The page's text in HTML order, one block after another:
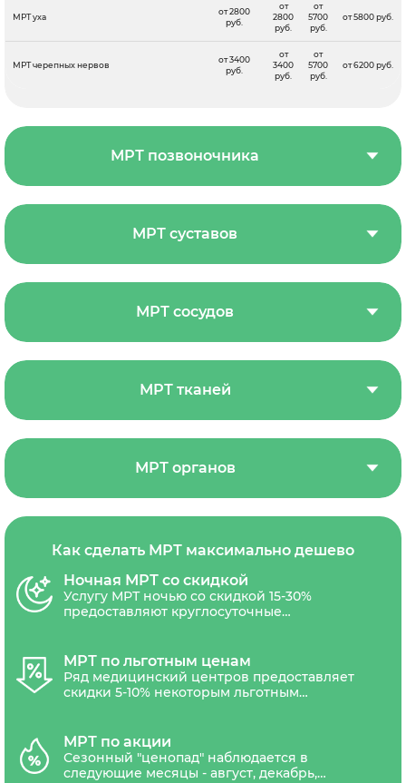
МРТ уха
от 2800
руб.
от
2800
руб.
от
5700
руб.
от 5800 руб.
МРТ черепных нервов
от 3400
руб.
от
3400
руб.
от
5700
руб.
от 6200 руб.
МРТ позвоночника
МРТ суставов
МРТ сосудов
МРТ тканей
МРТ органов
Как сделать МРТ максимально дешево
Ночная МРТ со скидкой
Услугу МРТ ночью со скидкой 15-30%
предоставляют круглосуточные
МРТ по льготным ценам
Ряд медицинский центров предоставляет
скидки 5-10% некоторым льготным
медицинские работники, инвалиды,
многодетные семьи.
МРТ по акции
Сезонный "ценопад" наблюдается в
следующие месяцы - август, декабрь,